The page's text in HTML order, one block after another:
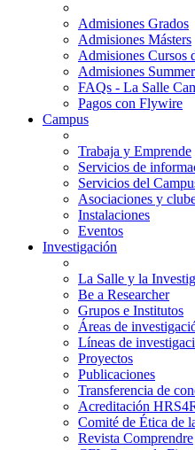
Admisiones Grados
Admisiones Másters
Admisiones Cursos
Admisiones
FAQs - La Salle
Pagos con Flywire
Campus
Trabaja y Emprende
Servicios de
Servicios del
Asociaciones y
Instalaciones
Eventos
Investigación
La Salle y la
Be a Researcher
Grupos e Institutos
Áreas de
Líneas de
Proyectos
Publicaciones
Transferencia de
Acreditación
Comité de Ética de
Revista Comprendre